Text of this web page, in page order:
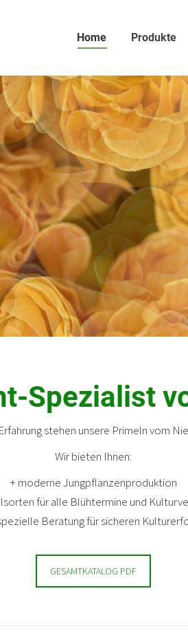
Home Produkte
Spezialist
stehen unsere Primeln vom
Wir bieten Ihnen:
+ moderne Jungpflanzenproduktion
für alle Blühtermine und
Beratung für sicheren
GESAMTKATALOG PDF